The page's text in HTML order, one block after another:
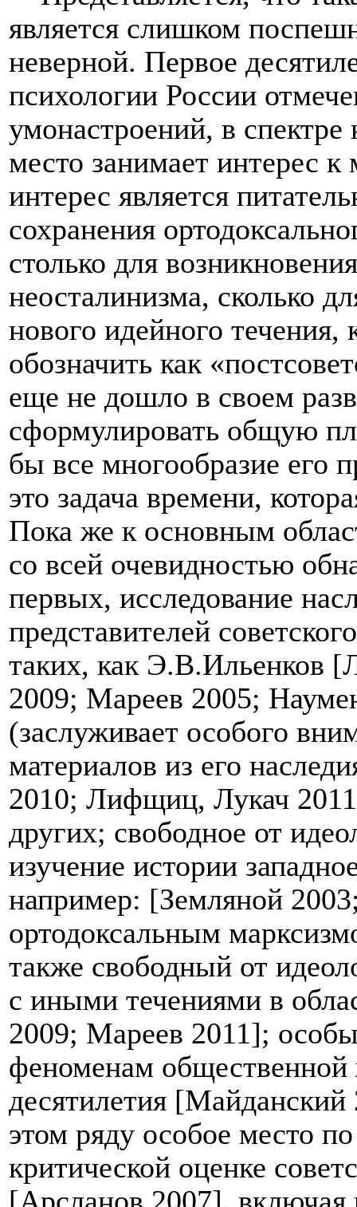
является слишком
неверной. Первое
психологии России
умонастроений, в спектре
место занимает интерес
интерес является
сохранения
столько для
неосталинизма, сколько
нового идейного
обозначить как
еще не дошло в своем
сформулировать общую
бы все многообразие его
это задача времени,
Пока же к основным
со всей очевидностью
первых, исследование
представителей
таких, как Э.В.Ильенков
2009; Мареев 2005;
(заслуживает особого
материалов из его
2010; Лифщиц, Лукач
других; свободное от
изучение истории
например: [Земляной
ортодоксальным
также свободный от
с иными течениями в
2009; Мареев 2011];
феноменам
десятилетия
этом ряду особое место
критической оценке